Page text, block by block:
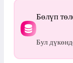
Бөлүп
Бул